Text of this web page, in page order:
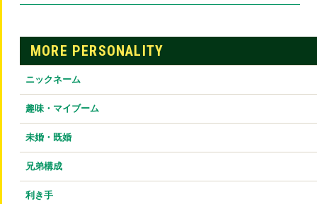
MORE PERSONALITY
ニックネーム
趣味・マイブーム
未婚・既婚
兄弟構成
利き手